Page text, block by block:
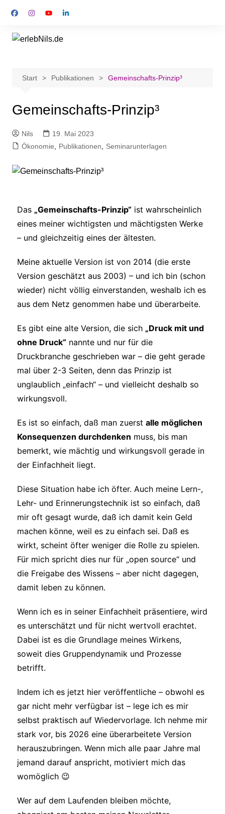
Start Publikationen Gemeinschafts-Prinzip³
Gemeinschafts-Prinzip³
Nils
19. Mai 2023
Ökonomie
Publikationen Seminarunterlagen
Das „Gemeinschafts-Prinzip“ist wahrscheinlich
eines meiner wichtigsten und mächtigsten Werke
– und gleichzeitig eines der ältesten.
Meine aktuelle Version ist von 2014 (die erste
Version geschätzt aus 2003) – und ich bin (schon
wieder) nicht völlig einverstanden, weshalb ich es
aus dem Netz genommen habe und überarbeite.
Es gibt eine alte Version, die sich „Druck mit und
ohne Druck“nannte und nur für die
Druckbranche geschrieben war – die geht gerade
mal über 2-3 Seiten, denn das Prinzip ist
unglaublich „einfach“ – und vielleicht deshalb so
wirkungsvoll.
Es ist so einfach, daß man zuerst alle möglichen
Konsequenzen durchdenken muss, bis man
bemerkt, wie mächtig und wirkungsvoll gerade in
der Einfachheit liegt.
Diese Situation habe ich öfter. Auch meine Lern-,
Lehr- und Erinnerungstechnik ist so einfach, daß
mir oft gesagt wurde, daß ich damit kein Geld
machen könne, weil es zu einfach sei. Daß es
wirkt, scheint öfter weniger die Rolle zu spielen.
Für mich spricht dies nur für „open source“ und
die Freigabe des Wissens – aber nicht dagegen,
damit leben zu können.
Wenn ich es in seiner Einfachheit präsentiere, wird
es unterschätzt und für nicht wertvoll erachtet.
Dabei ist es die Grundlage meines Wirkens,
soweit dies Gruppendynamik und Prozesse
betrifft.
Indem ich es jetzt hier veröffentliche – obwohl es
gar nicht mehr verfügbar ist – lege ich es mir
selbst praktisch auf Wiedervorlage. Ich nehme mir
stark vor, bis 2026 eine überarbeitete Version
herauszubringen. Wenn mich alle paar Jahre mal
jemand darauf anspricht, motiviert mich das
womöglich 😉
Wer auf dem Laufenden bleiben möchte,